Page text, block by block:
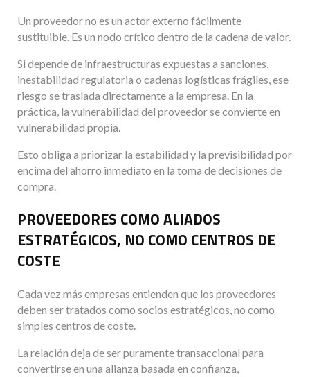
Un proveedor no es un actor externo fácilmente
sustituible. Es un nodo crítico dentro de la cadena de valor.
Si depende de infraestructuras expuestas a sanciones,
inestabilidad regulatoria o cadenas logísticas frágiles, ese
riesgo se traslada directamente a la empresa. En la
práctica, la vulnerabilidad del proveedor se convierte en
vulnerabilidad propia.
Esto obliga a priorizar la estabilidad y la previsibilidad por
encima del ahorro inmediato en la toma de decisiones de
compra.
PROVEEDORES COMO ALIADOS
ESTRATÉGICOS, NO COMO CENTROS DE
COSTE
Cada vez más empresas entienden que los proveedores
deben ser tratados como socios estratégicos, no como
simples centros de coste.
La relación deja de ser puramente transaccional para
convertirse en una alianza basada en confianza,